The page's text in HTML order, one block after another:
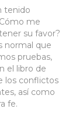
tenido
me
su favor?
normal que
pruebas,
el libro de
los conflictos
así como
fe.